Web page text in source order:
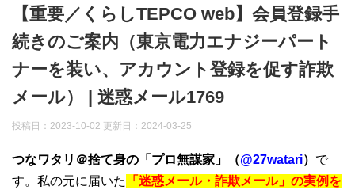
【重要／くらしTEPCO web】会員登録手
続きのご案内（東京電力エナジーパート
ナーを装い、アカウント登録を促す詐欺
メール） | 迷惑メール1769
投稿日：2023-10-02 更新日： 2024-03-25
つなワタリ＠捨て身の「プロ無謀家」（@27watari） で
す。私の元に届いた
「迷惑メール・詐欺メール」の実例を